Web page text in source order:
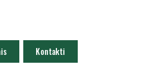
Kontakti